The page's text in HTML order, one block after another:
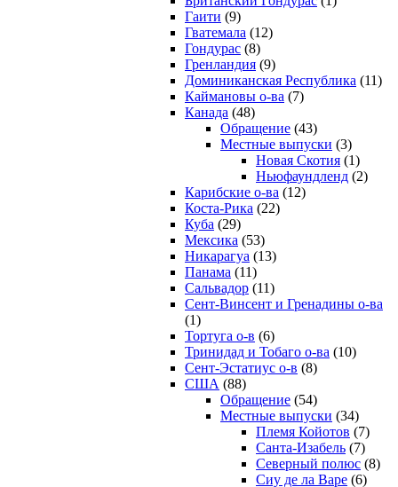
Гаити (9)
Гватемала (12)
Гондурас (8)
Гренландия (9)
Доминиканская Республика (11)
Каймановы о-ва (7)
Канада (48)
Обращение (43)
Местные выпуски (3)
Новая Скотия (1)
Ньюфаундленд (2)
Карибские о-ва (12)
Коста-Рика (22)
Куба (29)
Мексика (53)
Никарагуа (13)
Панама (11)
Сальвадор (11)
Сент-Винсент и Гренадины о-ва
(1)
Тортуга о-в (6)
Тринидад и Тобаго о-ва (10)
Сент-Эстатиус о-в (8)
США (88)
Обращение (54)
Местные выпуски (34)
Племя Койотов (7)
Санта-Изабель (7)
Северный полюс (8)
Сиу де ла Варе (6)